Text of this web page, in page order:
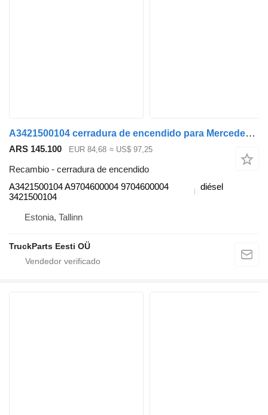
A3421500104 cerradura de encendido para Mercedes-Benz Atego, Atego 2, Atego 3 (1996-) cabeza tractora
ARS 145.100 EUR 84,68 ≈ US$ 97,25
Recambio - cerradura de encendido
A3421500104 A9704600004 9704600004
3421500104
diésel
Estonia, Tallinn
TruckParts Eesti OÜ